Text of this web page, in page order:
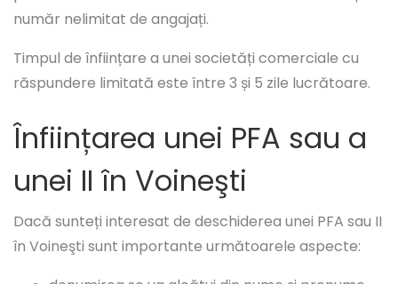
număr nelimitat de angajați.
Timpul de înființare a unei societăți comerciale cu
răspundere limitată este între 3 și 5 zile lucrătoare.
Înființarea unei PFA sau a
unei II în Voineşti
Dacă sunteți interesat de deschiderea unei PFA sau II
în Voineşti sunt importante următoarele aspecte: